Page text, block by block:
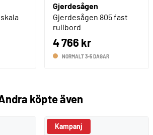
Gjerdesågen
Gjerdesågen 805 fast
rullbord
4 766 kr
NORMALT 3-5 DAGAR
köpte även
Kampanj